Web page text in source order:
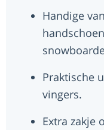
Handige
Praktische
vingers.
Extra zakje